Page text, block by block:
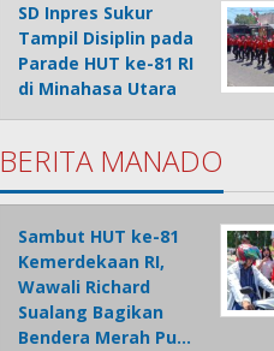
SD Inpres Sukur
Tampil Disiplin pada
Parade HUT ke-81 RI
di Minahasa Utara
BERITA MANADO
Sambut HUT ke-81
Kemerdekaan RI,
Wawali Richard
Sualang Bagikan
Bendera Merah Pu…